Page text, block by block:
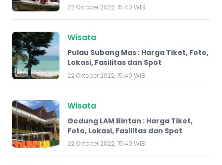
22 Oktober 2022, 15:40 WIB
Wisata
Pulau Subang Mas : Harga Tiket, Foto,
Lokasi, Fasilitas dan Spot
22 Oktober 2022, 15:40 WIB
Wisata
​Gedung LAM Bintan : Harga Tiket,
Foto, Lokasi, Fasilitas dan Spot
22 Oktober 2022, 15:40 WIB